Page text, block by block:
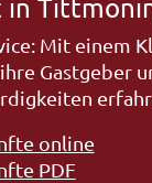
in
Mit einem
Gastgeber
online
PDF